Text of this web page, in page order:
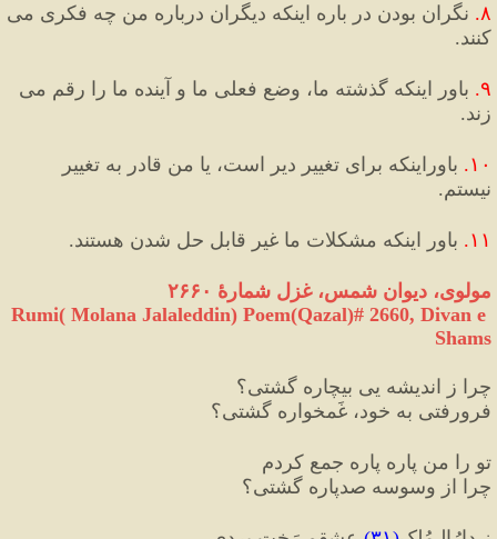
۸.
کنند.
۹.
زند.
۱۰.
نیستم.
۱۱. باور اینکه مشکلات ما غیر قابل حل شدن هستند.
مولوی، دیوان شمس، غزل شمارهٔ ۲۶۶۰
Rumi( Molana Jalaleddin) Poem(Qazal)# 2660, Divan e
Shams
چرا ز اندیشه یی بیچاره گشتی؟
فرورفتی به خود، غَمخواره گشتی؟
تو را من پاره پاره جمع کردم
چرا از وسوسه صدپاره گشتی؟